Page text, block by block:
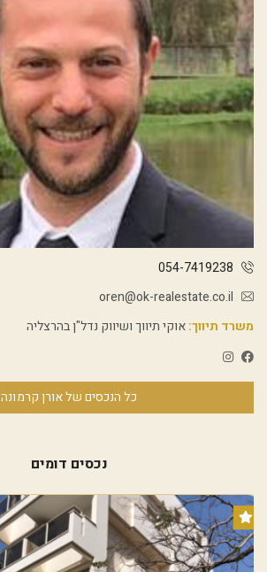
054-7419238
oren@ok-realestate.co.il
משרד תיווך:אוקי תיווך ושיווק נדל"ן בהרצליה
כל הנכסים של אורן קרמונה
נכסים דומים